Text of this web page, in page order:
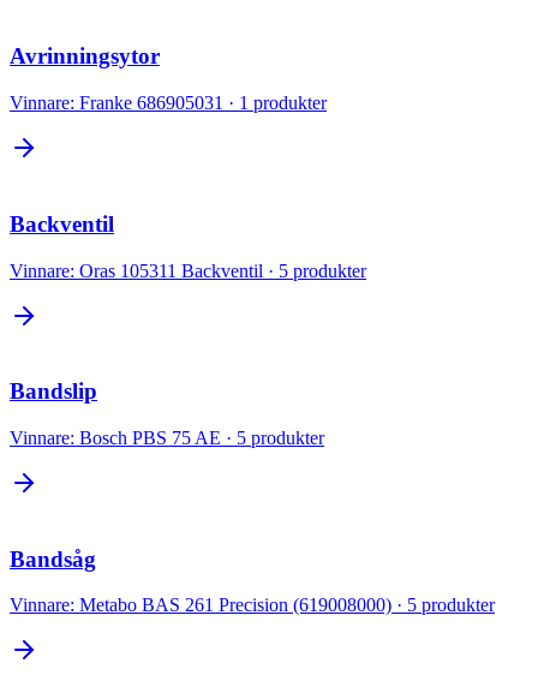
Avrinningsytor
Vinnare: Franke 686905031 · 1 produkter
Backventil
Vinnare: Oras 105311 Backventil · 5 produkter
Bandslip
Vinnare: Bosch PBS 75 AE · 5 produkter
Bandsåg
Vinnare: Metabo BAS 261 Precision (619008000) · 5 produkter